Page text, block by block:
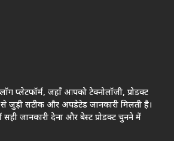
प्लेटफॉर्म, जहाँ आपको टेक्नोलॉजी, प्रोडक्ट
से जुड़ी सटीक और अपडेटेड जानकारी मिलती है।
सही जानकारी देना और बेस्ट प्रोडक्ट चुनने में